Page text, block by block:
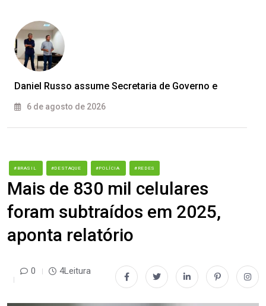
Daniel Russo assume Secretaria de Governo e
6 de agosto de 2026
#BRASIL #DESTAQUE #POLÍCIA #REDES
Mais de 830 mil celulares
foram subtraídos em 2025,
aponta relatório
0 4Leitura